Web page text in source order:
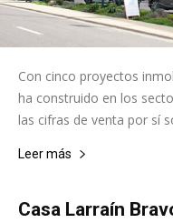
Con cinco proyectos
ha construido en los
las cifras de venta por sí
Leer más
Casa Larraín